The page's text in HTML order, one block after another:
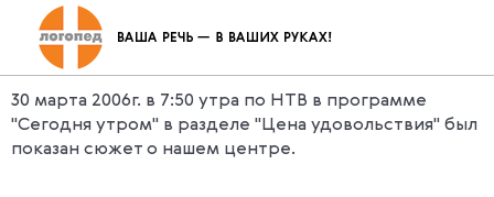
Репортаж о нашем центре по НТВ
30 марта 2006г. в 7:50 утра по НТВ в программе
"Сегодня утром" в разделе "Цена удовольствия" был
показан сюжет о нашем центре.